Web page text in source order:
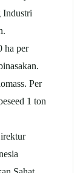
Industri
ha per
Per
1 ton